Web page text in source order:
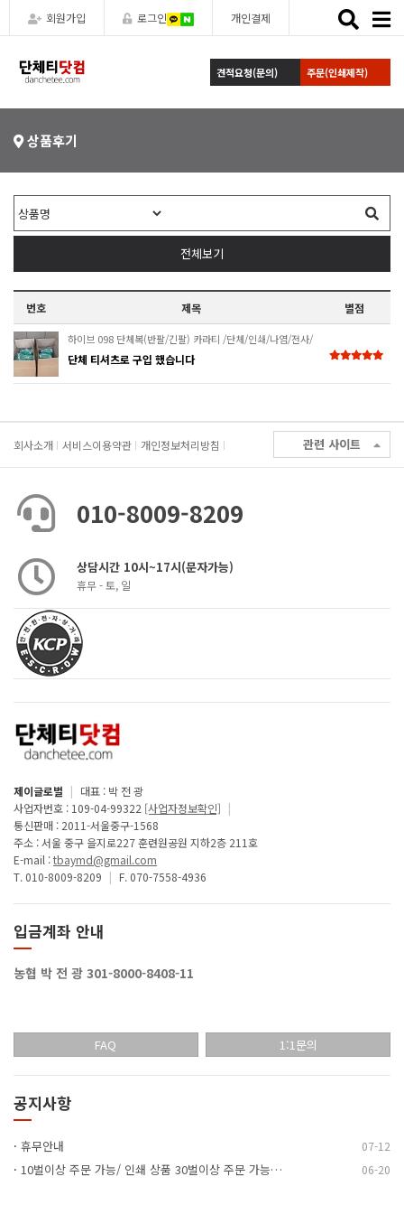
회원가입 로그인 개인결제
Toggle
견적요청(문의) 주문(인쇄제작)
상품후기
전체보기
번호 제목 별점
하이브 098 단체복(반팔/긴팔) 카라티 /단체/인쇄/나염/전사/
후로피/칼라/자수/로고
단체 티셔츠로 구입 했습니다
회사소개 서비스이용약관 개인정보처리방침 관련 사이트
010-8009-8209
상담시간 10시~17시(문자가능)
휴무 - 토, 일
제이글로벌 | 대표 : 박 전 광
사업자번호 : 109-04-99322 [사업자정보확인] |
통신판매 : 2011-서울중구-1568
주소 : 서울 중구 을지로227 훈련원공원 지하2층 211호
E-mail :tbaymd@gmail.com
T. 010-8009-8209 | F. 070-7558-4936
입금계좌 안내
농협 박 전 광 301-8000-8408-11
FAQ 1:1문의
공지사항
· 휴무안내 07-12
· 10벌이상 주문 가능/ 인쇄 상품 30벌이상 주문 가능… 06-20